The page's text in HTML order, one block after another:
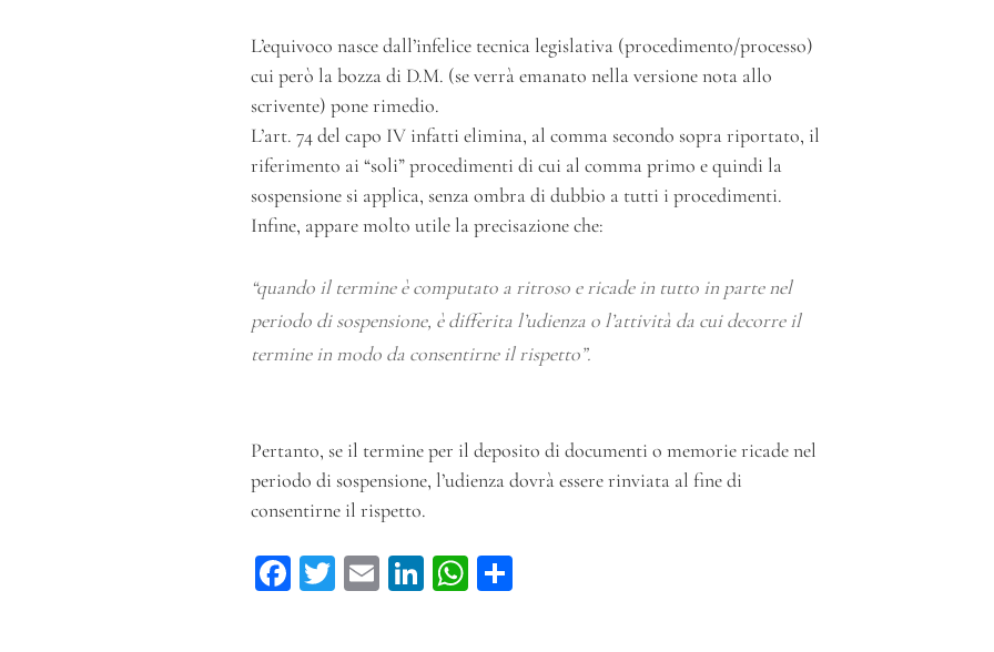
L’equivoco nasce dall’infelice tecnica legislativa (procedimento/processo)
cui però la bozza di D.M. (se verrà emanato nella versione nota allo
scrivente) pone rimedio.
L’art. 74 del capo IV infatti elimina, al comma secondo sopra riportato, il
riferimento ai “soli” procedimenti di cui al comma primo e quindi la
sospensione si applica, senza ombra di dubbio a tutti i procedimenti.
Infine, appare molto utile la precisazione che:
“quando il termine è computato a ritroso e ricade in tutto in parte nel
periodo di sospensione, è differita l’udienza o l’attività da cui decorre il
termine in modo da consentirne il rispetto”.
Pertanto, se il termine per il deposito di documenti o memorie ricade nel
periodo di sospensione, l’udienza dovrà essere rinviata al fine di
consentirne il rispetto.
Fa T
E
Li W